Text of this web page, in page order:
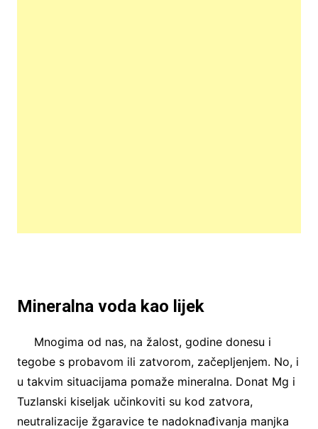
Mineralna voda kao lijek
Mnogima od nas, na žalost, godine donesu i
tegobe s probavom ili zatvorom, začepljenjem. No, i
u takvim situacijama pomaže mineralna. Donat Mg i
Tuzlanski kiseljak učinkoviti su kod zatvora,
neutralizacije žgaravice te nadoknađivanja manjka